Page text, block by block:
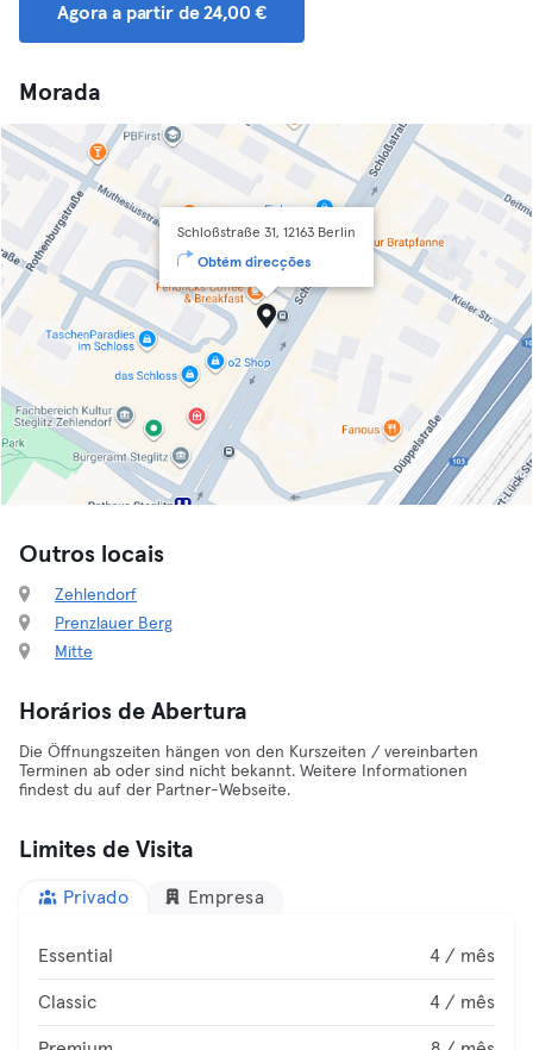
Agora a partir de 24,00 €
Morada
Schloßstraße 31, 12163 Berlin
Obtém direcções
Outros locais
Zehlendorf
Prenzlauer Berg
Mitte
Horários de Abertura
Die Öffnungszeiten hängen von den Kurszeiten / vereinbarten
Terminen ab oder sind nicht bekannt. Weitere Informationen
findest du auf der Partner-Webseite.
Limites de Visita
Privado Empresa
Essential 4 / mês
Classic 4 / mês